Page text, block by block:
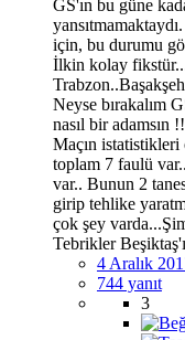
GS'ın bu güne
için, bu durumu
İlkin kolay
Neyse bırakalım
nasıl bir adamsın
Maçın istatistikleri
toplam 7 faulü
var.. Bunun 2
girip tehlike
çok şey
Tebrikler
4 Aralık
744 yanıt
3